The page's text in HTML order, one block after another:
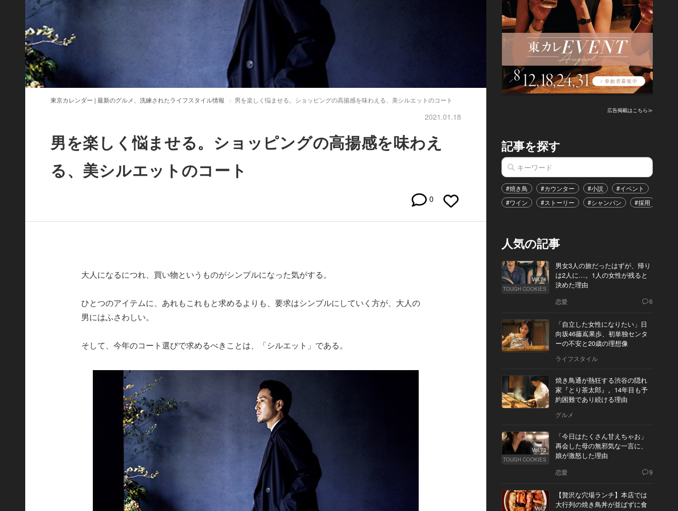
東京カレンダー | 最新のグルメ、洗練されたライフスタイル情報 男を楽しく悩ませる。ショッピングの高揚感を味わえる、美シルエットのコート
2021.01.18
男を楽しく悩ませる。ショッピングの高揚感を味わえ
る、美シルエットのコート
0
大人になるにつれ、買い物というものがシンプルになった気がする。
ひとつのアイテムに、あれもこれもと求めるよりも、要求はシンプルにしていく方が、大人の
男にはふさわしい。
そして、今年のコート選びで求めるべきことは、「シルエット」である。
広告掲載はこちら≫
記事を探す
#焼き鳥 #カウンター #小説 #イベント
#ワイン
#ストーリー #シャンパン #採用
人気の記事
Vol.74
TOUGH COOKIES
男女3人の旅だったはずが、帰り
は2人に…。1人の女性が残ると
決めた理由
恋愛 6
「自立した女性になりたい」日
向坂46藤嶌果歩、初単独センタ
ーの不安と20歳の理想像
ライフスタイル
焼き鳥通が熱狂する渋谷の隠れ
家『とり茶太郎』。14年目も予
約困難であり続ける理由
グルメ
Vol.73
TOUGH COOKIES
「今日はたくさん甘えちゃお」
再会した母の無邪気な一言に、
娘が激怒した理由
恋愛 9
Vol.7
【贅沢な穴場ランチ】本店では
大行列の焼き鳥丼が並ばずに食